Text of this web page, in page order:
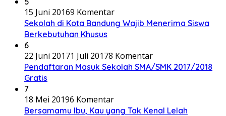
15 Juni 20169 Komentar
Sekolah di Kota Bandung Wajib Menerima Siswa
Berkebutuhan Khusus
6
22 Juni 20171 Juli 20178 Komentar
Pendaftaran Masuk Sekolah SMA/SMK 2017/2018
Gratis
7
18 Mei 20196 Komentar
Bersamamu Ibu, Kau yang Tak Kenal Lelah